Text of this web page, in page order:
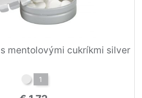
mentolovými cukríkmi silver
1